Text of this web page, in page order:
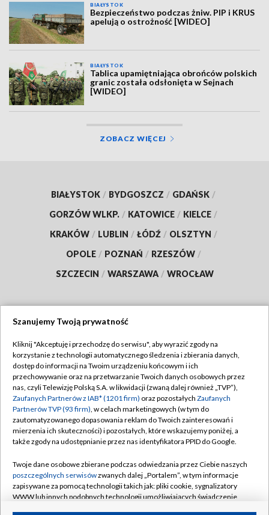
BIAŁYSTOK
Bezpieczeństwo podczas żniw. PIP i KRUS
apelują o ostrożność [WIDEO]
BIAŁYSTOK
Tablica upamiętniająca obrońców polskich
granic została odsłonięta w Sejnach
[WIDEO]
ZOBACZ WIĘCEJ
BIAŁYSTOK / BYDGOSZCZ / GDAŃSK /
GORZÓW WLKP. / KATOWICE / KIELCE /
KRAKÓW / LUBLIN / ŁÓDŹ / OLSZTYN /
OPOLE / POZNAŃ / RZESZÓW /
SZCZECIN / WARSZAWA / WROCŁAW
TVP
Abonament TVP
Emisja w TVP
Centrum informacji TVP
Naziemna Telewizja Cyfrowa
Rada Programowa
System NOS
Informacje o nadawcy
Regulamin TVP
Polityka prywatności
Moje zgody
Pomoc
Kontakt
Szanujemy Twoją prywatność
Kliknij "Akceptuję i przechodzę do serwisu", aby wyrazić zgody na
korzystanie z technologii automatycznego śledzenia i zbierania danych,
dostęp do informacji na Twoim urządzeniu końcowym i ich
przechowywanie oraz na przetwarzanie Twoich danych osobowych przez
nas, czyli Telewizję Polską S.A. w likwidacji (zwaną dalej również „TVP”),
Zaufanych Partnerów z IAB* (1201 firm) oraz pozostałych Zaufanych
Partnerów TVP (93 firm), w celach marketingowych (w tym do
zautomatyzowanego dopasowania reklam do Twoich zainteresowań i
mierzenia ich skuteczności) i pozostałych, które wskazujemy poniżej, a
także zgody na udostępnianie przez nas identyfikatora PPID do Google.
Twoje dane osobowe zbierane podczas odwiedzania przez Ciebie naszych
poszczególnych serwisówzwanych dalej „Portalem”, w tym informacje
zapisywane za pomocą technologii takich jak: pliki cookie, sygnalizatory
WWW lub innych podobnych technologii umożliwiających świadczenie